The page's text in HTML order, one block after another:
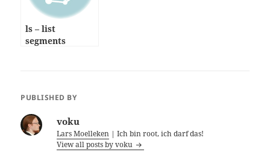
ls – list
segments
PUBLISHED BY
voku
Lars Moelleken | Ich bin root, ich darf das!
View all posts by voku